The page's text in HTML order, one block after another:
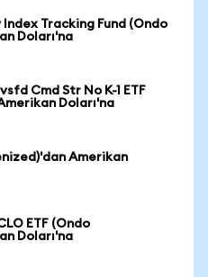
Index Tracking Fund (Ondo
Doları'na
Cmd Str No K-1 ETF
Doları'na
Amerikan
ETF (Ondo
Doları'na